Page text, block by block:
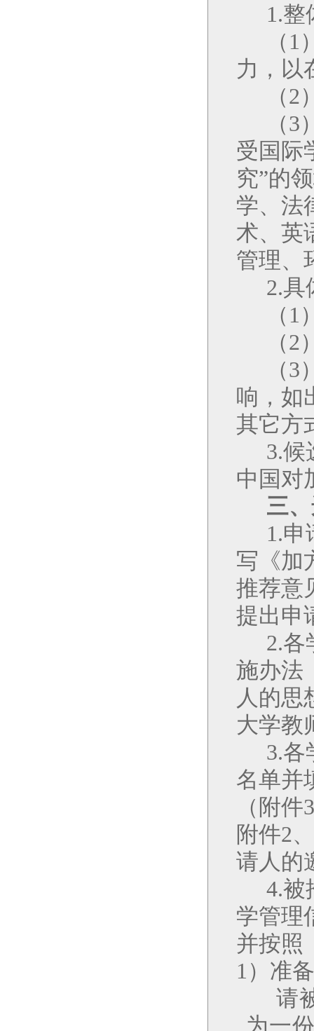
1.整
（ 1
力，以
（2
（3
受国际
究”的
学、法
术、英
管理、
2.具
（ 1
（2
（3
响，如
其它方
3.候
中国对
三
1.申
写《加
推荐意
提出申
2.各
施办法
人的思
大学教
3.各
名单并
（附件3
附件2
请人的
4.被
学管理
并按照
1 ）准
请
为一